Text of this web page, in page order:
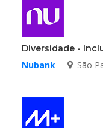
Diversidade -
Nubank São